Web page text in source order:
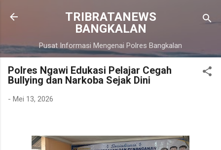
Langsung ke konten utama
TRIBRATANEWS
BANGKALAN
Pusat Informasi Mengenai Polres Bangkalan
Polres Ngawi Edukasi Pelajar Cegah
Bullying dan Narkoba Sejak Dini
- Mei 13, 2026